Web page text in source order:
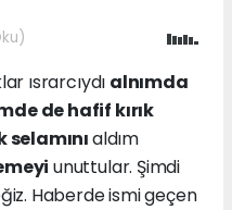
ısrarcıydı alnımda
de hafif kırık
selamınıaldım
unuttular. Şimdi
Haberde ismi geçen